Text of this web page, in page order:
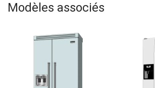
Modèles associés